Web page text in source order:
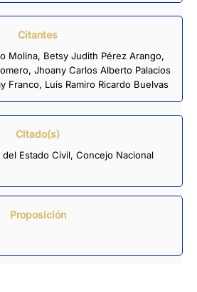
Citantes
Molina, Betsy Judith Pérez Arango,
, Jhoany Carlos Alberto Palacios
Franco, Luis Ramiro Ricardo Buelvas
Citado(s)
del Estado Civil, Concejo Nacional
Proposición